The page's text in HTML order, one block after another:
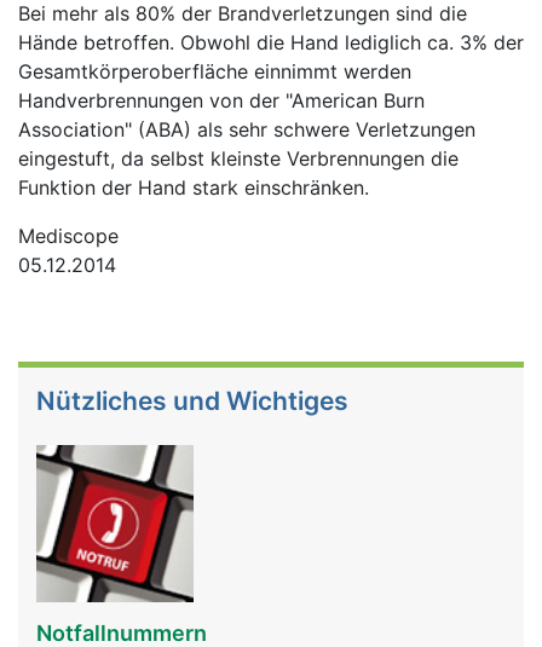
Bei mehr als 80% der Brandverletzungen sind die
Hände betroffen. Obwohl die Hand lediglich ca. 3% der
Gesamtkörperoberfläche einnimmt werden
Handverbrennungen von der "American Burn
Association" (ABA) als sehr schwere Verletzungen
eingestuft, da selbst kleinste Verbrennungen die
Funktion der Hand stark einschränken.
Mediscope
05.12.2014
Nützliches und Wichtiges
Notfallnummern